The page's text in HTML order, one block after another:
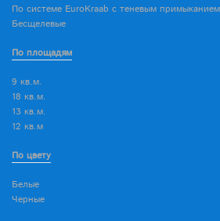
По системе EuroKraab с теневым примыканием
Бесщелевые
По площадям
9 кв.м.
18 кв.м.
13 кв.м.
12 кв.м
По цвету
Белые
Черные